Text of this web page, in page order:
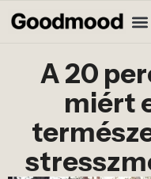
A 20
miért